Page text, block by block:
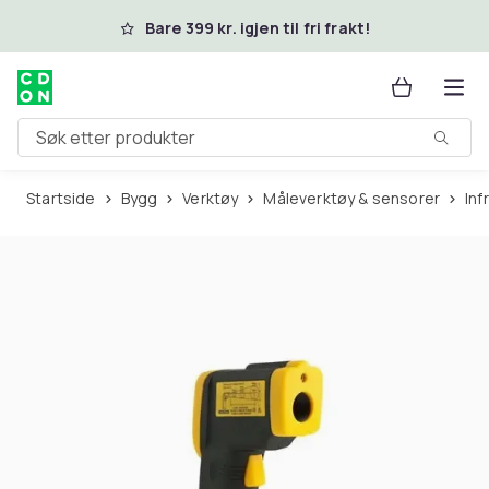
Hopp til hovedinnholdBare 399 kr. igjen til fri frakt!
Søk etter produkter
Startside Bygg Verktøy Måleverktøy & sensorer